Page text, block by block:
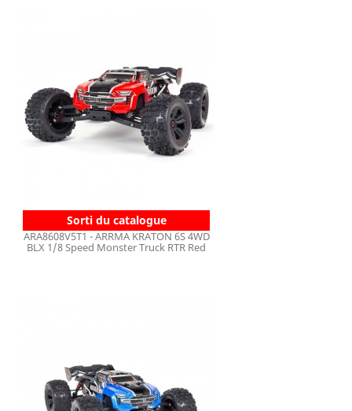
Sorti du catalogue
ARA8608V5T1 - ARRMA KRATON 6S 4WD
BLX 1/8 Speed Monster Truck RTR Red